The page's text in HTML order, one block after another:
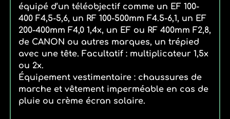
équipé d’un téléobjectif comme un EF 100-
400 F4,5-5,6, un RF 100-500mm F4.5-6,1, un EF
200-400mm F4,0 1,4x, un EF ou RF 400mm F2,8,
de CANON ou autres marques, un trépied
avec une tête. Facultatif : multiplicateur 1,5x
ou 2x.
Équipement vestimentaire : chaussures de
marche et vêtement imperméable en cas de
pluie ou crème écran solaire.